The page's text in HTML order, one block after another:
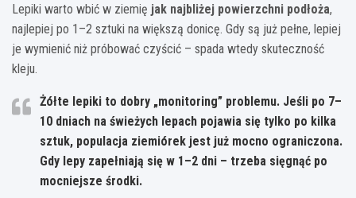
Lepiki warto wbić w ziemię jak najbliżej powierzchni podłoża,
najlepiej po 1–2 sztuki na większą donicę. Gdy są już pełne, lepiej
je wymienić niż próbować czyścić – spada wtedy skuteczność
kleju.
Żółte lepiki to dobry „monitoring” problemu. Jeśli po 7–
10 dniach na świeżych lepach pojawia się tylko po kilka
sztuk, populacja ziemiórek jest już mocno ograniczona.
Gdy lepy zapełniają się w 1–2 dni – trzeba sięgnąć po
mocniejsze środki.